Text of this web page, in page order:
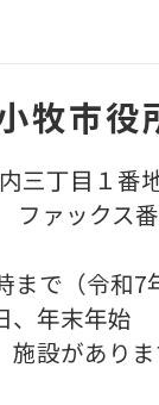
牧市役
三丁目１番
ファックス
まで（令
、年末年始
施設があり